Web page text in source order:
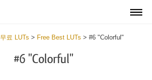
무료 LUTs > Free Best LUTs > #6 "Colorful"
#6 "Colorful"